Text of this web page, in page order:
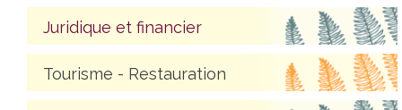
Juridique et financier
Tourisme - Restauration